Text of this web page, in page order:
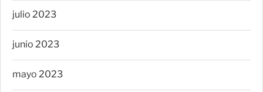
julio 2023
junio 2023
mayo 2023